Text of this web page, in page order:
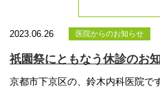
2023.06.26 医院からのお知らせ
祇園祭にともなう休診のお
京都市下京区の、鈴木内科医院で